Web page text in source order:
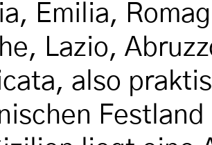
Emilia,
Lazio,
also